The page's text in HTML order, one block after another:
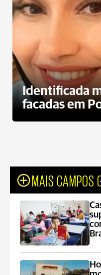
Identificada
facadas em
MAIS CAMPOS